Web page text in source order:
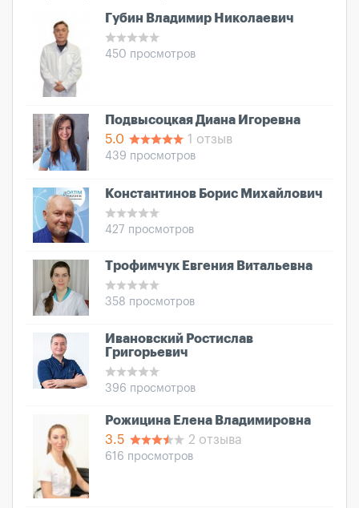
Губин Владимир Николаевич
450 просмотров
Подвысоцкая Диана Игоревна
5.0
1 отзыв
439 просмотров
Константинов Борис Михайлович
427 просмотров
Трофимчук Евгения Витальевна
358 просмотров
Ивановский Ростислав
Григорьевич
396 просмотров
Рожицина Елена Владимировна
3.5
2 отзыва
616 просмотров